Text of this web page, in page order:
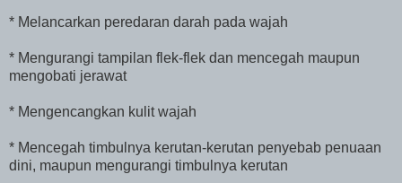
* Melancarkan peredaran darah pada wajah
* Mengurangi tampilan flek-flek dan mencegah maupun
mengobati jerawat
* Mengencangkan kulit wajah
* Mencegah timbulnya kerutan-kerutan penyebab penuaan
dini, maupun mengurangi timbulnya kerutan